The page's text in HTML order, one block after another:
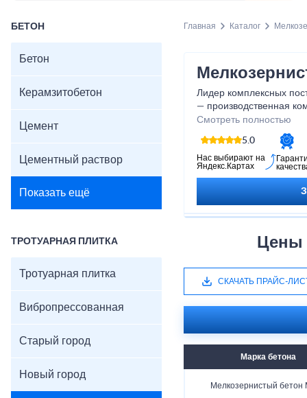
БЕТОН
Бетон
Керамзитобетон
Цемент
Цементный раствор
Показать ещё
ТРОТУАРНАЯ ПЛИТКА
Тротуарная плитка
Вибропрессованная
Старый город
Новый город
Главная Каталог
Лидер комплексных
— производственная
предлагает решения
Смотреть полностью
5.0
Нас выбирают на
Яндекс.Картах
Цены
СКАЧАТЬ ПРАЙС-
Марка бетона
Мелкозернистый бетон